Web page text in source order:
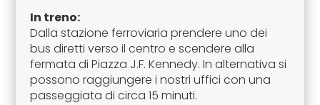
In treno:
Dalla stazione ferroviaria prendere uno dei
bus diretti verso il centro e scendere alla
fermata di Piazza J.F. Kennedy. In alternativa si
possono raggiungere i nostri uffici con una
passeggiata di circa 15 minuti.